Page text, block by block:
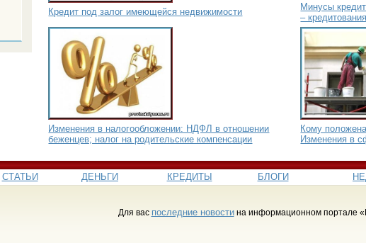
Кредит под залог имеющейся недвижимости
Минусы
– кредитования
Изменения в налогообложении: НДФЛ в отношении
беженцев; налог на родительские компенсации
Кому
Изменения в
СТАТЬИ ДЕНЬГИ КРЕДИТЫ БЛОГИ
Для вас последние новостина информационном портале